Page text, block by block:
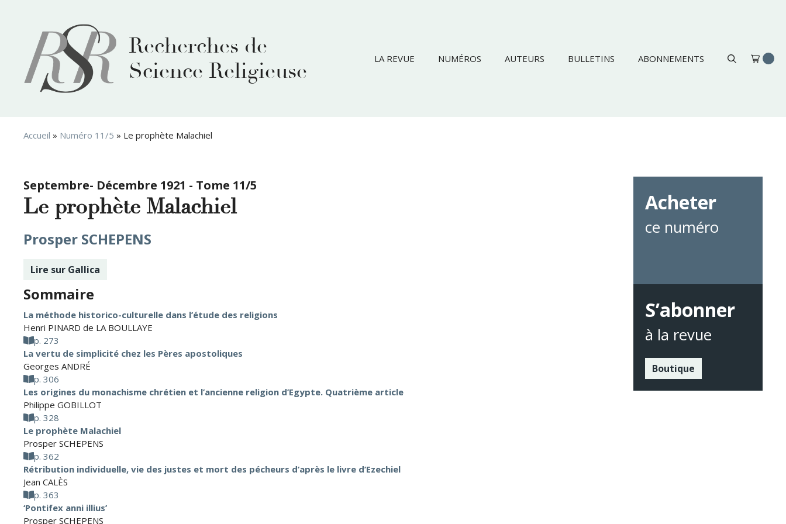
Recherches de
Science Religieuse
LA REVUE NUMÉROS AUTEURS BULLETINS ABONNEMENTS
Accueil » Numéro 11/5 » Le prophète Malachiel
Septembre- Décembre 1921 - Tome 11/5
Le prophète Malachiel
Prosper SCHEPENS
Lire sur Gallica
Sommaire
La méthode historico-culturelle dans l’étude des religions
Henri PINARD de LA BOULLAYE
p. 273
La vertu de simplicité chez les Pères apostoliques
Georges ANDRÉ
p. 306
Les origines du monachisme chrétien et l’ancienne religion d’Egypte. Quatrième article
Philippe GOBILLOT
p. 328
Le prophète Malachiel
Prosper SCHEPENS
p. 362
Rétribution individuelle, vie des justes et mort des pécheurs d’après le livre d’Ezechiel
Jean CALÈS
p. 363
‘Pontifex anni illius’
Prosper SCHEPENS
Acheter
ce numéro
S’abonner
à la revue
Boutique